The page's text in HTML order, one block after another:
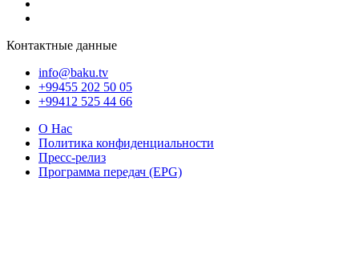
Контактные данные
info@baku.tv
+99455 202 50 05
+99412 525 44 66
О Нас
Политика конфиденциальности
Пресс-релиз
Программа передач (EPG)